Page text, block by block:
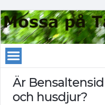
Är
och husdjur?